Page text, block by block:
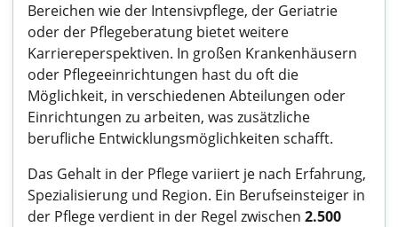
Bereichen wie der Intensivpflege, der Geriatrie
oder der Pflegeberatung bietet weitere
Karriereperspektiven. In großen Krankenhäusern
oder Pflegeeinrichtungen hast du oft die
Möglichkeit, in verschiedenen Abteilungen oder
Einrichtungen zu arbeiten, was zusätzliche
berufliche Entwicklungsmöglichkeiten schafft.
Das Gehalt in der Pflege variiert je nach Erfahrung,
Spezialisierung und Region. Ein Berufseinsteiger in
der Pflege verdient in der Regel zwischen 2.500